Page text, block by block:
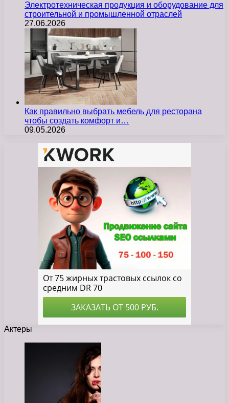
Электротехническая продукция и оборудование для
строительной и промышленной отраслей
27.06.2026
Как правильно выбрать мебель для ресторана
чтобы создать комфорт и…
09.05.2026
Актеры